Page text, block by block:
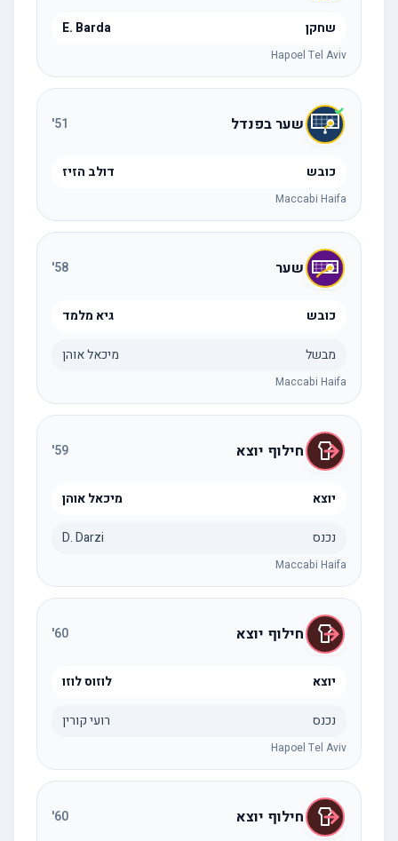
שחקן E. Barda
Hapoel Tel Aviv
שער בפנדל 51
'
כובש דולב הזיז
Maccabi Haifa
שער 58
'
כובש גיא מלמד
מבשל מיכאל אוהן
Maccabi Haifa
חילוף יוצא 59
'
יוצא מיכאל אוהן
נכנס D. Darzi
Maccabi Haifa
חילוף יוצא 60
'
יוצא לוזוס לוזו
נכנס רועי קורין
Hapoel Tel Aviv
חילוף יוצא 60
'